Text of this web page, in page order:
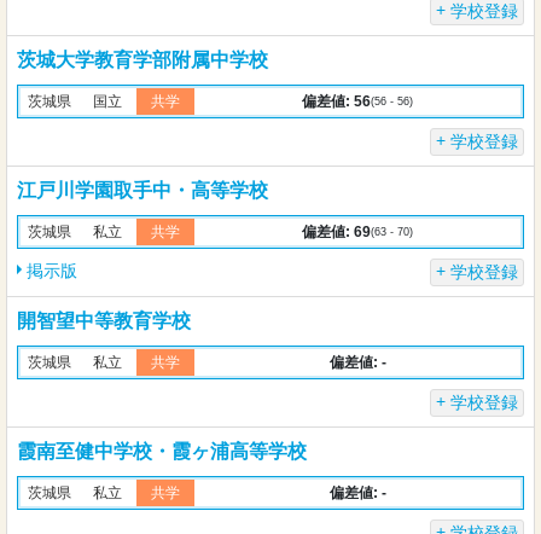
学校登録
茨城大学教育学部附属中学校
茨城県 国立 共学 偏差値: 56(56 - 56)
学校登録
江戸川学園取手中・高等学校
茨城県 私立 共学 偏差値: 69(63 - 70)
掲示版 学校登録
開智望中等教育学校
茨城県 私立 共学 偏差値: -
学校登録
霞南至健中学校・霞ヶ浦高等学校
茨城県 私立 共学 偏差値: -